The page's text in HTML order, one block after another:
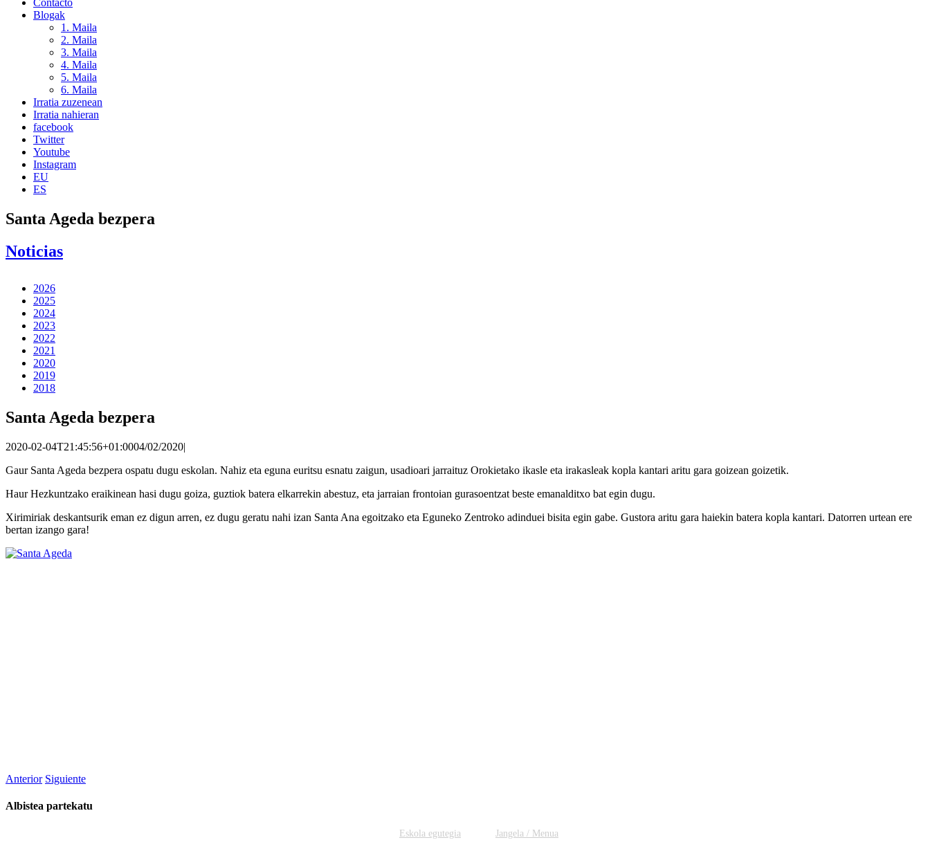
Contacto
Blogak
1. Maila
2. Maila
3. Maila
4. Maila
5. Maila
6. Maila
Irratia zuzenean
Irratia nahieran
facebook
Twitter
Youtube
Instagram
EU
ES
Santa Ageda bezpera
Noticias
2026
2025
2024
2023
2022
2021
2020
2019
2018
Santa Ageda bezpera
2020-02-04T21:45:56+01:0004/02/2020|
Gaur Santa Ageda bezpera ospatu dugu eskolan. Nahiz eta eguna euritsu esnatu zaigun, usadioari jarraituz Orokietako ikasle eta irakasleak kopla kantari aritu gara goizean goizetik.
Haur Hezkuntzako eraikinean hasi dugu goiza, guztiok batera elkarrekin abestuz, eta jarraian frontoian gurasoentzat beste emanalditxo bat egin dugu.
Xirimiriak deskantsurik eman ez digun arren, ez dugu geratu nahi izan Santa Ana egoitzako eta Eguneko Zentroko adinduei bisita egin gabe. Gustora aritu gara haiekin batera kopla kantari. Datorren urtean ere
bertan izango gara!
Anterior Siguiente
Albistea partekatu
Eskola egutegia Jangela / Menua